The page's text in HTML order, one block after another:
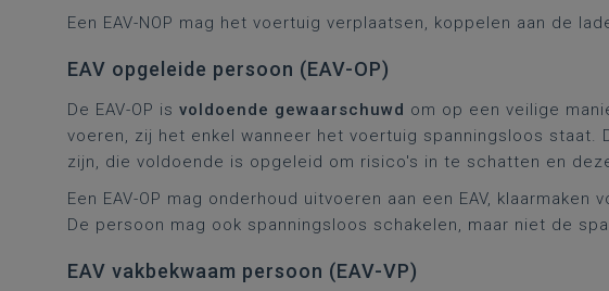
Een EAV-NOP mag het voertuig verplaatsen, koppelen aan de
EAV opgeleide persoon (EAV-OP)
De EAV-OP is voldoende gewaarschuwd om op een veilige
voeren, zij het enkel wanneer het voertuig spanningsloos staat.
zijn, die voldoende is opgeleid om risico's in te schatten en
Een EAV-OP mag onderhoud uitvoeren aan een EAV,
De persoon mag ook spanningsloos schakelen, maar niet de
EAV vakbekwaam persoon (EAV-VP)